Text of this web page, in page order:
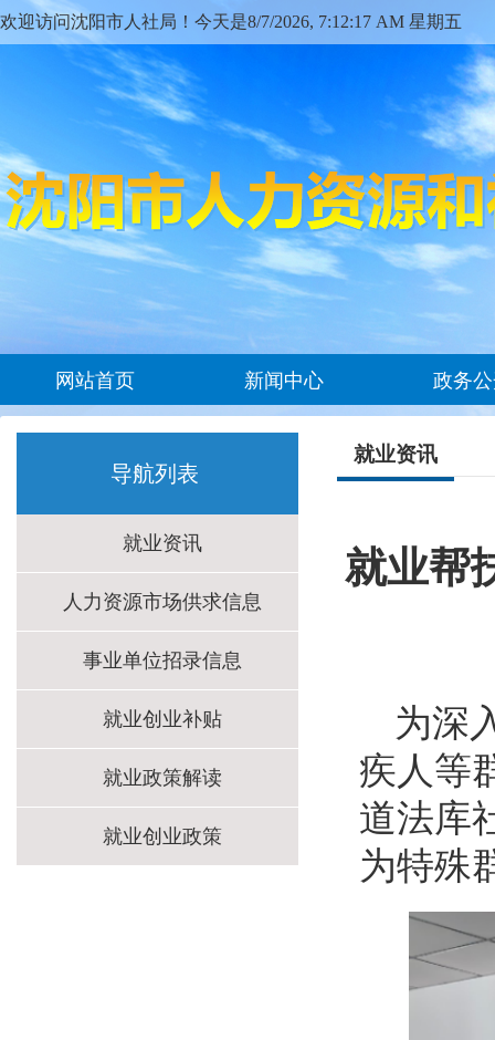
欢迎访问沈阳市人社局！今天是8/7/2026, 7:12:18 AM 星期五
网站首页 新闻中心 政务
导航列表
就业资讯
人力资源市场供求信息
事业单位招录信息
就业创业补贴
就业政策解读
就业创业政策
就业资讯
就业帮
为深
疾人等
道法库
为特殊